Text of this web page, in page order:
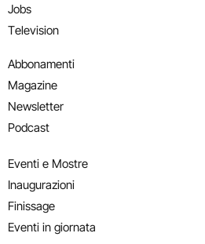
Jobs
Television
Abbonamenti
Magazine
Newsletter
Podcast
Eventi e Mostre
Inaugurazioni
Finissage
Eventi in giornata